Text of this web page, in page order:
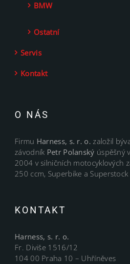
BMW
Ostatní
Servis
Kontakt
O NÁS
Firmu Harness, s. r. o.založil
závodník Petr Polanský úspěšný
2004 v silničních motocyklových
250 ccm, Superbike a
KONTAKT
Harness, s. r. o.
Fr. Diviše 1516/12
104 00 Praha 10 – Uhříněves